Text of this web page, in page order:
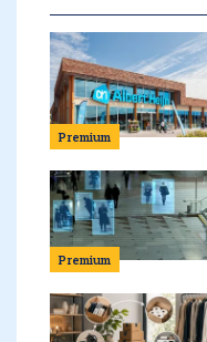
Premium
Premium